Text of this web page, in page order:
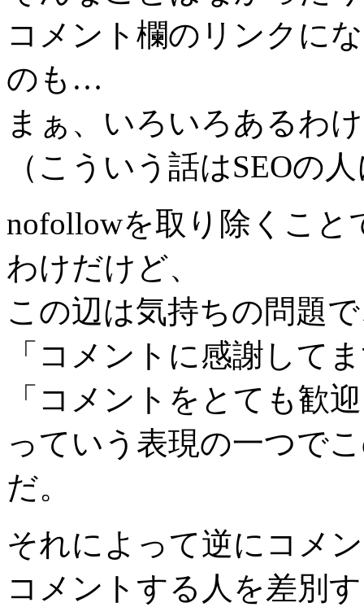
コメント欄のリンクに
のも…
まぁ、いろいろあるわ
（こういう話はSEOの
nofollowを取り除くこと
わけだけど、
この辺は気持ちの問題
「コメントに感謝して
「コメントをとても歓
っていう表現の一つで
だ。
それによって逆にコメ
コメントする人を差別